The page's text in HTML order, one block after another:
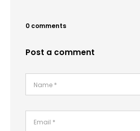
0 comments
Post a comment